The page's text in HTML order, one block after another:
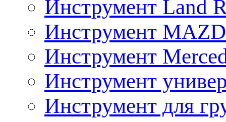
Инструмент Land
Инструмент
Инструмент
Инструмент
Инструмент для